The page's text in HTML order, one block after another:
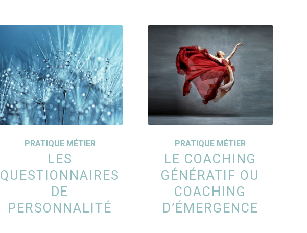
PRATIQUE MÉTIER
LES
QUESTIONNAIRES
DE
PERSONNALITÉ
PRATIQUE MÉTIER
LE COACHING
GÉNÉRATIF OU
COACHING
D’ÉMERGENCE